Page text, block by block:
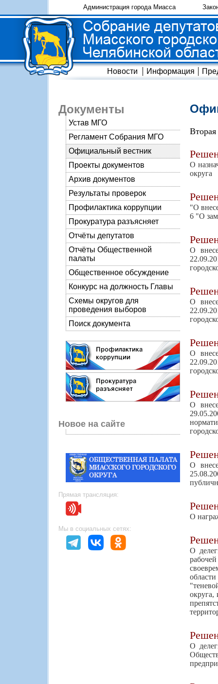
Администрация города Миасса
Новости Информация
Документы
Устав МГО
Регламент Собрания МГО
Официальный вестник
Проекты документов
Архив документов
Результаты проверок
Профилактика коррупции
Прокуратура разъясняет
Отчёты депутатов
Отчёты Общественной
палаты
Общественное обсуждение
Конкурс на должность Главы
Схемы округов для
проведения выборов
Поиск документа
Новое на сайте
Прямая трансляция:
Мы в социальных сетях:
Вторая
О
округа
"О
6 "О
О
О
О
О
О
О
О
округа,
О